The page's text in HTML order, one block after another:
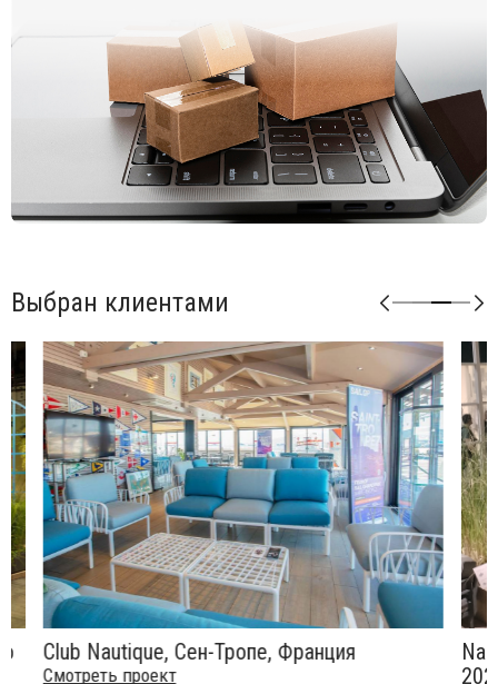
(antracite), тортора (tortora), агава (agave).
Возможные цвета подушек из акрила: серый (grigio),
розовый (rosa quarzo).
Возможные цвета подушек из ткани Sunbrella: синий
(adriatic), лед (ghiaccio), авокадо (avocado), джунгли
(giungla), холст (canvas).
Возможные цвета подушек из ткани TECH: панама
(panama).
Открыть технические характеристики
Открыть инструкцию по сборке.
Элементы серии Кomodo можно комбинировать между
собой в любой последовательности, создавая
индивидуальные решения для Вашего интерьера.
Выбран клиентами
Club Nautique, Сен-Тропе, Франция
Смотреть проект
Nardi
2026